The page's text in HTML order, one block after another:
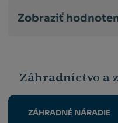
Zobraziť
Záhradníctvo a
ZÁHRADNÉ NÁRADIE